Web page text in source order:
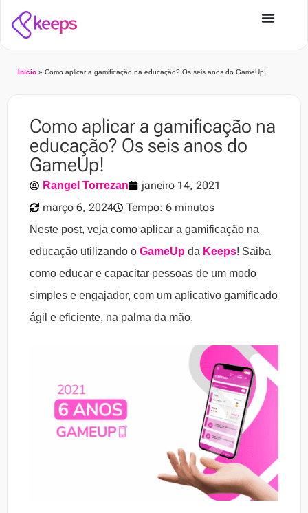
Início » Como aplicar a gamificação na educação? Os seis anos do GameUp!
Como aplicar a gamificação na
educação? Os seis anos do
GameUp!
Rangel Torrezan
janeiro 14, 2021
março 6, 2024
Tempo: 6 minutos
Neste post, veja como aplicar a gamificação na
educação utilizando o GameUp da Keeps! Saiba
como educar e capacitar pessoas de um modo
simples e engajador, com um aplicativo gamificado
ágil e eficiente, na palma da mão.